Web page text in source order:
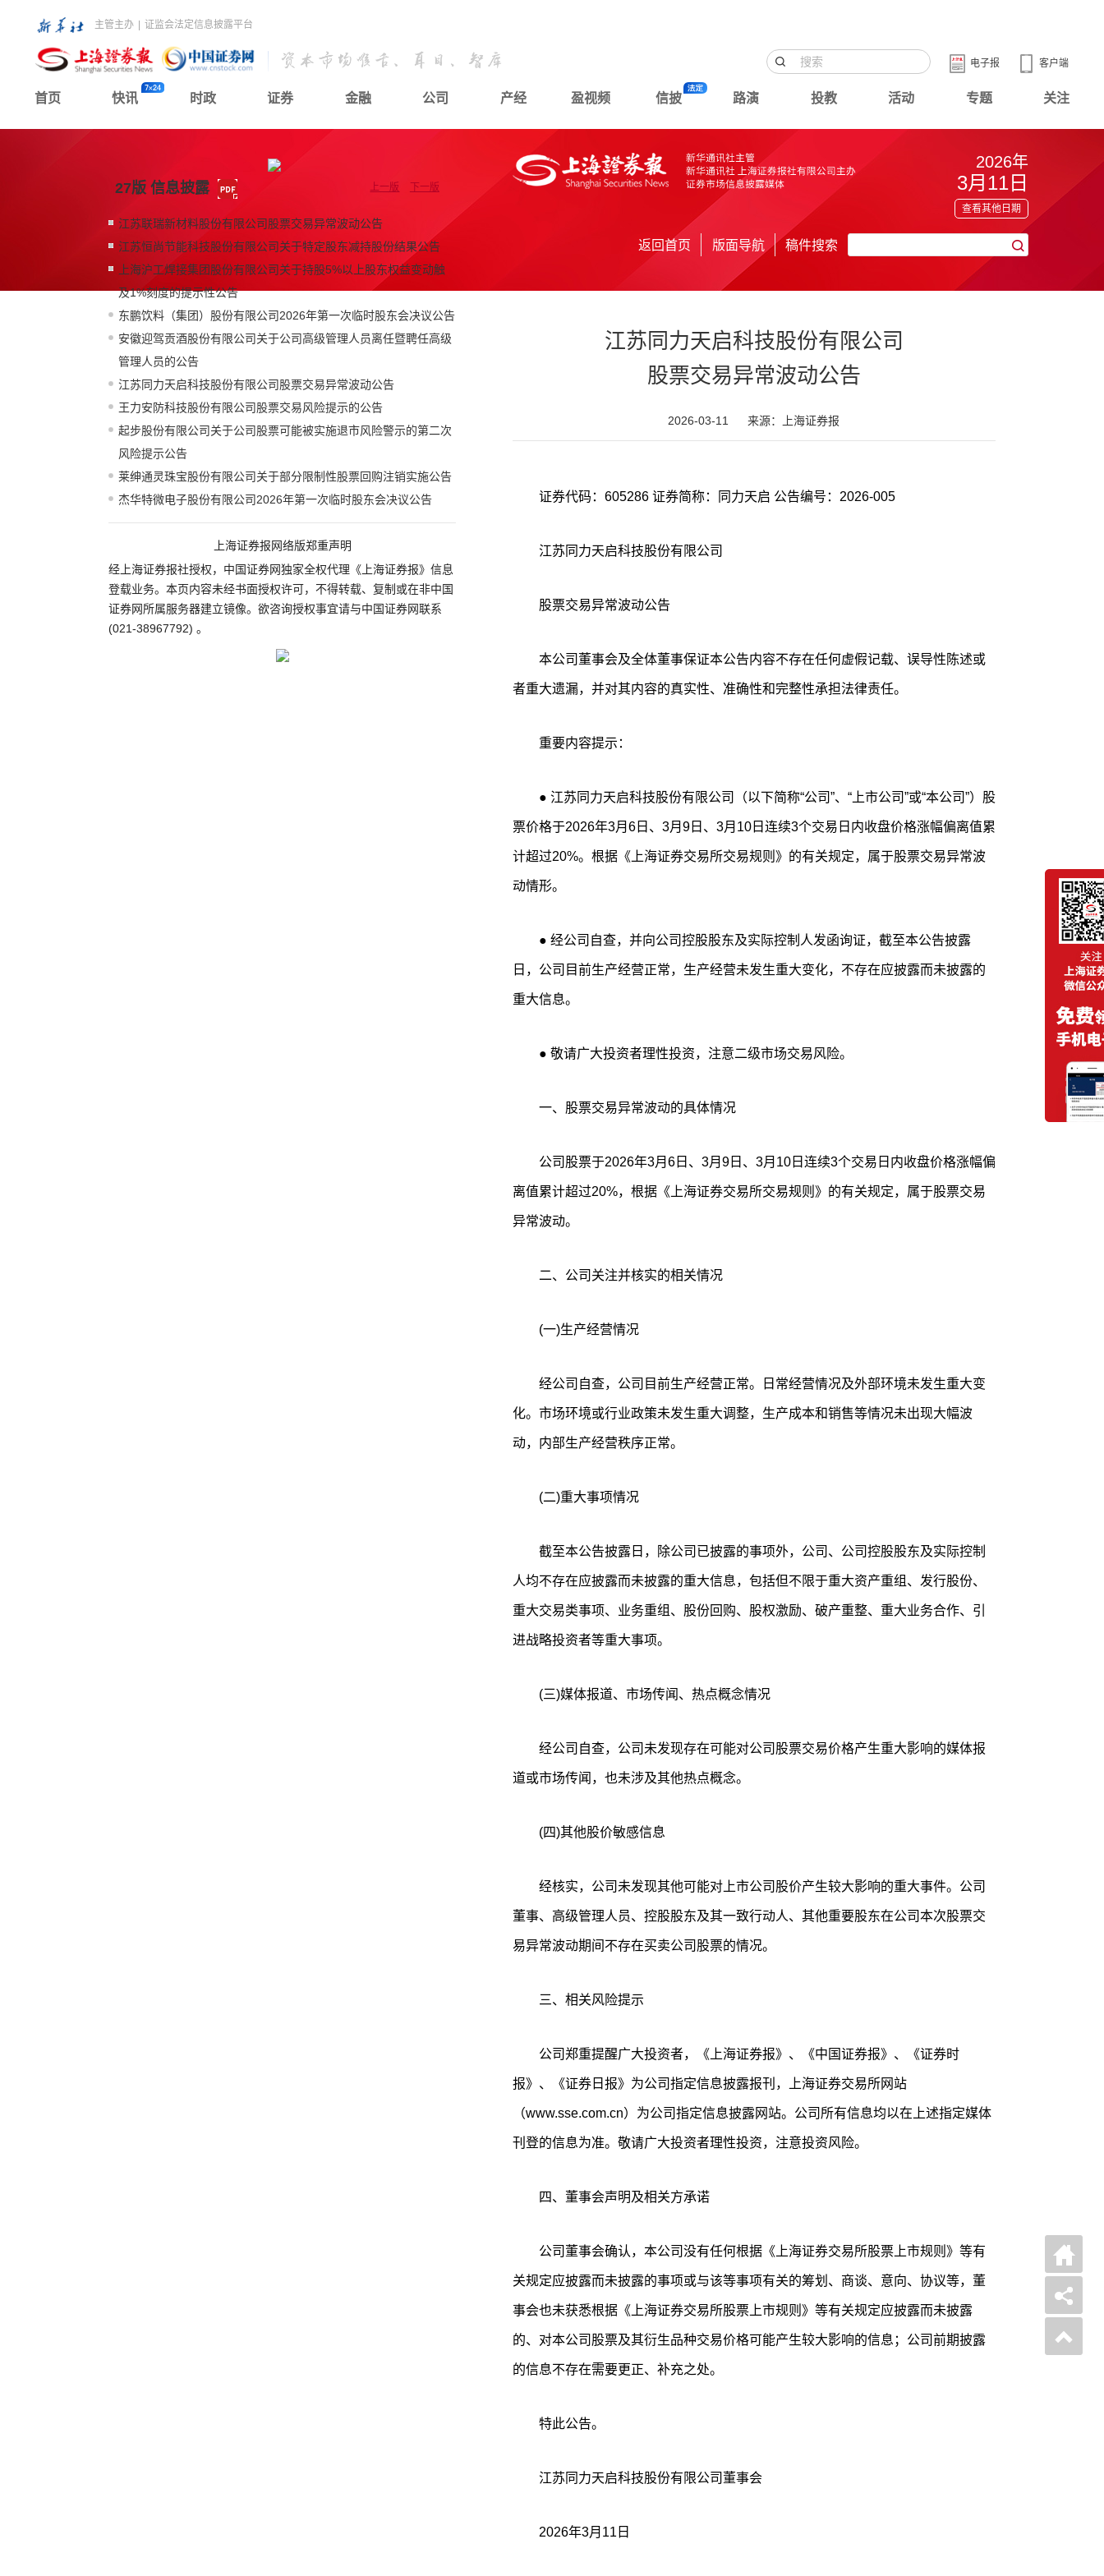
主管主办 证监会法定信息披露平台
客户端
电子报
首页 快讯 时政 证券 金融 公司 产经 盈视频 信披 路演 投教 活动 专题 关注
27版 信息披露 上一版 下一版
江苏联瑞新材料股份有限公司股票交易异常波动公告
江苏恒尚节能科技股份有限公司关于特定股东减持股份结果公告
上海沪工焊接集团股份有限公司关于持股5%以上股东权益变动触
及1%刻度的提示性公告
东鹏饮料（集团）股份有限公司2026年第一次临时股东会决议公告
安徽迎驾贡酒股份有限公司关于公司高级管理人员离任暨聘任高级
管理人员的公告
江苏同力天启科技股份有限公司股票交易异常波动公告
王力安防科技股份有限公司股票交易风险提示的公告
起步股份有限公司关于公司股票可能被实施退市风险警示的第二次
风险提示公告
莱绅通灵珠宝股份有限公司关于部分限制性股票回购注销实施公告
杰华特微电子股份有限公司2026年第一次临时股东会决议公告
上海证券报网络版郑重声明
经上海证券报社授权，中国证券网独家全权代理《上海证券报》信息
登载业务。本页内容未经书面授权许可，不得转载、复制或在非中国
证券网所属服务器建立镜像。欲咨询授权事宜请与中国证券网联系
(021-38967792) 。
2026年
3月11日
查看其他日期
返回首页 版面导航 稿件搜索
江苏同力天启科技股份有限公司
股票交易异常波动公告
2026-03-11 来源：上海证券报
证券代码：605286 证券简称：同力天启 公告编号：2026-005
江苏同力天启科技股份有限公司
股票交易异常波动公告
本公司董事会及全体董事保证本公告内容不存在任何虚假记载、误导性陈述或
者重大遗漏，并对其内容的真实性、准确性和完整性承担法律责任。
重要内容提示：
● 江苏同力天启科技股份有限公司（以下简称“公司”、“上市公司”或“本公司”）股
票价格于2026年3月6日、3月9日、3月10日连续3个交易日内收盘价格涨幅偏离值累
计超过20%。根据《上海证券交易所交易规则》的有关规定，属于股票交易异常波
动情形。
● 经公司自查，并向公司控股股东及实际控制人发函询证，截至本公告披露
日，公司目前生产经营正常，生产经营未发生重大变化，不存在应披露而未披露的
重大信息。
● 敬请广大投资者理性投资，注意二级市场交易风险。
一、股票交易异常波动的具体情况
公司股票于2026年3月6日、3月9日、3月10日连续3个交易日内收盘价格涨幅偏
离值累计超过20%，根据《上海证券交易所交易规则》的有关规定，属于股票交易
异常波动。
二、公司关注并核实的相关情况
(一)生产经营情况
经公司自查，公司目前生产经营正常。日常经营情况及外部环境未发生重大变
化。市场环境或行业政策未发生重大调整，生产成本和销售等情况未出现大幅波
动，内部生产经营秩序正常。
(二)重大事项情况
截至本公告披露日，除公司已披露的事项外，公司、公司控股股东及实际控制
人均不存在应披露而未披露的重大信息，包括但不限于重大资产重组、发行股份、
重大交易类事项、业务重组、股份回购、股权激励、破产重整、重大业务合作、引
进战略投资者等重大事项。
(三)媒体报道、市场传闻、热点概念情况
经公司自查，公司未发现存在可能对公司股票交易价格产生重大影响的媒体报
道或市场传闻，也未涉及其他热点概念。
(四)其他股价敏感信息
经核实，公司未发现其他可能对上市公司股价产生较大影响的重大事件。公司
董事、高级管理人员、控股股东及其一致行动人、其他重要股东在公司本次股票交
易异常波动期间不存在买卖公司股票的情况。
三、相关风险提示
公司郑重提醒广大投资者，《上海证券报》、《中国证券报》、《证券时
报》、《证券日报》为公司指定信息披露报刊，上海证券交易所网站
（www.sse.com.cn）为公司指定信息披露网站。公司所有信息均以在上述指定媒体
刊登的信息为准。敬请广大投资者理性投资，注意投资风险。
四、董事会声明及相关方承诺
公司董事会确认，本公司没有任何根据《上海证券交易所股票上市规则》等有
关规定应披露而未披露的事项或与该等事项有关的筹划、商谈、意向、协议等，董
事会也未获悉根据《上海证券交易所股票上市规则》等有关规定应披露而未披露
的、对本公司股票及其衍生品种交易价格可能产生较大影响的信息；公司前期披露
的信息不存在需要更正、补充之处。
特此公告。
江苏同力天启科技股份有限公司董事会
2026年3月11日